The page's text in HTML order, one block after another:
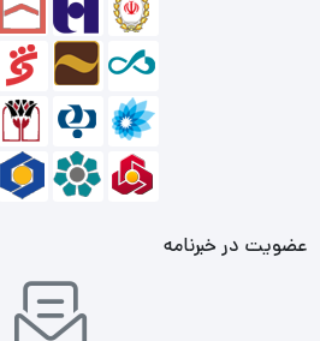
، یک پورت HDMI قرار دارد.
عضویت در خبرنامه